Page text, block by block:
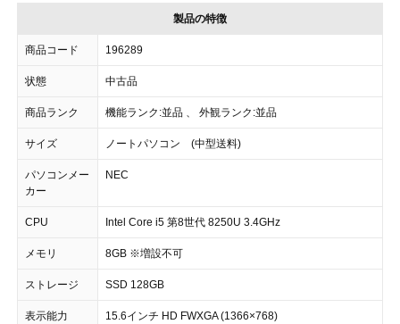
製品の特徴
商品コード 196289
状態 中古品
商品ランク 機能ランク:並品 、 外観ランク:並品
サイズ ノートパソコン (中型送料)
パソコンメー
カー
NEC
CPU Intel Core i5 第8世代 8250U 3.4GHz
メモリ 8GB ※増設不可
ストレージ SSD 128GB
表示能力 15.6インチ HD FWXGA (1366×768)